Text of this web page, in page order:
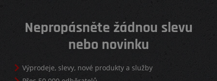
Nepropásněte žádnou slevu
nebo novinku
Výprodeje, slevy, nové produkty a služby